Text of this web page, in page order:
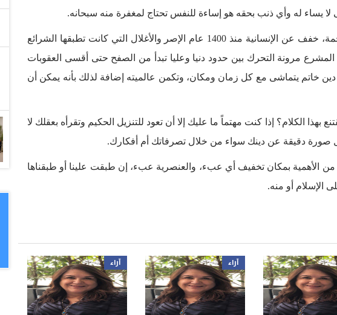
لا يساء له وأي ذنب بحقه هو إساءة للنفس تحتاج لمغفرة منه سبحانه.
والأهم من هذا كله أن الإسلام دين رحمة، خفف عن الإنسانية منذ 1400 عام الإصر والأغلال التي كانت تطبقها الشرائع
مرونة التحرك بين حدود دنيا وعليا تبدأ من الصفح حتى أقسى العقوبات
خاتم يتماشى مع كل زمان ومكان، وتكمن عالميته إضافة لذلك بأنه يمكن أن
الكلام؟ إذا كنت مهتماً ما عليك إلا أن تعود للتنزيل الحكيم وتقرأه بعقلك لا
صورة دقيقة عن دينك سواء من خلال تصرفاتك أم أفكارك.
من الأهمية بمكان تخفيف أي عبء، والعنصرية عبء، إن طبقت علينا أو طبقناها
الإسلام أو منه.
آراء آراء